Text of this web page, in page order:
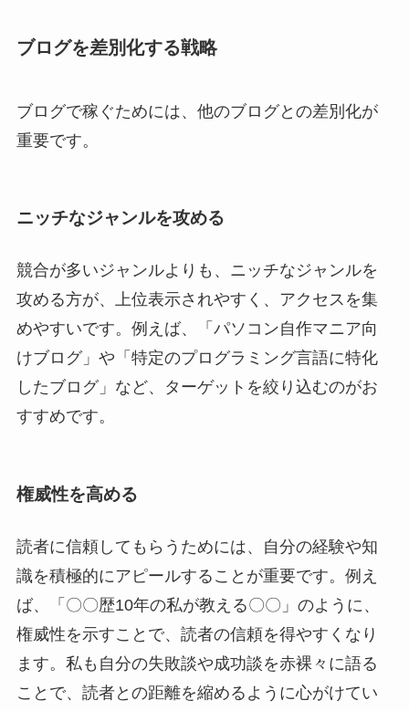
ブログを差別化する戦略
ブログで稼ぐためには、他のブログとの差別化が
重要です。
ニッチなジャンルを攻める
競合が多いジャンルよりも、ニッチなジャンルを
攻める方が、上位表示されやすく、アクセスを集
めやすいです。例えば、「パソコン自作マニア向
けブログ」や「特定のプログラミング言語に特化
したブログ」など、ターゲットを絞り込むのがお
すすめです。
権威性を高める
読者に信頼してもらうためには、自分の経験や知
識を積極的にアピールすることが重要です。例え
ば、「〇〇歴10年の私が教える〇〇」のように、
権威性を示すことで、読者の信頼を得やすくなり
ます。私も自分の失敗談や成功談を赤裸々に語る
ことで、読者との距離を縮めるように心がけてい